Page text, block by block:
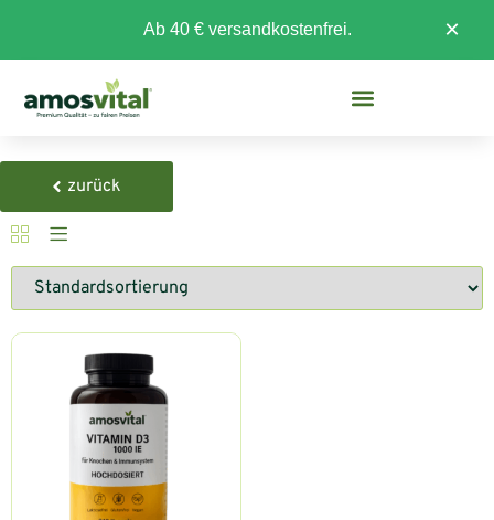
Ab 40 € versandkostenfrei. ×
zurück